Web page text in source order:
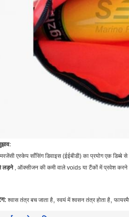
एस्केप साँसिंग डिवाइस (ईईबीडी) का प्रयोग एक डिब्बे
लड़ने, ऑक्सीजन की कमी वाले voids या टैंकों में प्रवेश करने
श्वास तंत्र बच जाता है स्वयं में श्वसन तंत्र होता है